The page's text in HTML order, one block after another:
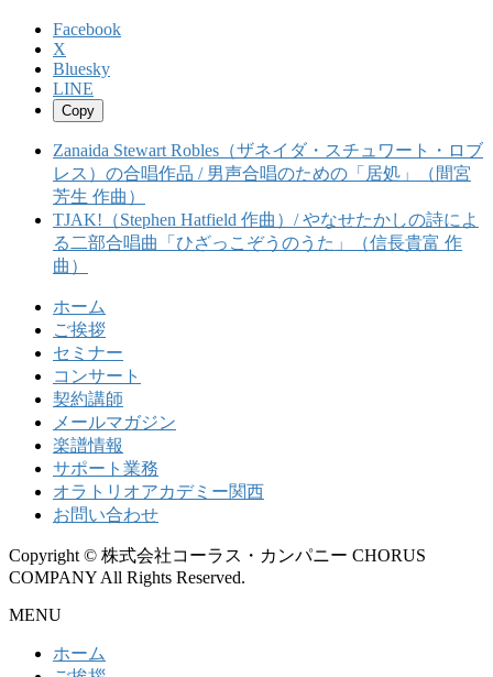
Facebook
X
Bluesky
LINE
Copy
Zanaida Stewart Robles（ザネイダ・スチュワート・ロブ
レス）の合唱作品 / 男声合唱のための「居処」（間宮
芳生 作曲）
TJAK!（Stephen Hatfield 作曲）/ やなせたかしの詩によ
る二部合唱曲「ひざっこぞうのうた」（信長貴富 作
曲）
ホーム
ご挨拶
セミナー
コンサート
契約講師
メールマガジン
楽譜情報
サポート業務
オラトリオアカデミー関西
お問い合わせ
Copyright © 株式会社コーラス・カンパニー CHORUS
COMPANY All Rights Reserved.
MENU
ホーム